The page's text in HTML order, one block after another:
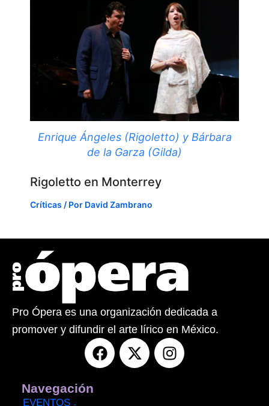
Enrique Ángeles (Rigoletto) y Bárbara
de la Garza (Gilda)
Rigoletto en Monterrey
Críticas / Por David Zambrano
Pro Ópera es una organización dedicada a
promover y difundir el arte lírico en México.
F
a
X
-
I
n
Navegación
EVENTOS